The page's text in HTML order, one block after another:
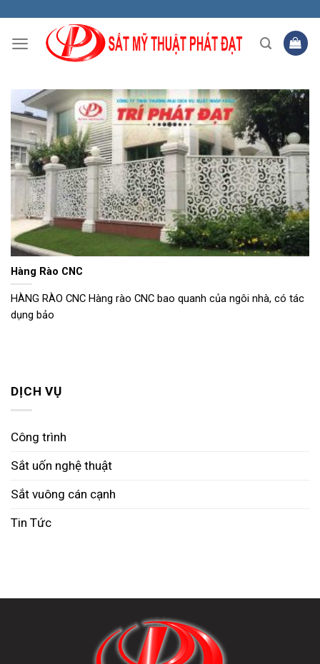
content
Hàng Rào CNC
HÀNG RÀO CNC Hàng rào CNC bao quanh của ngôi nhà, có tác
dụng bảo
DỊCH VỤ
Công trình
Sắt uốn nghệ thuật
Sắt vuông cán cạnh
Tin Tức